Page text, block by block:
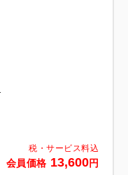
税・サービス料込
会員価格 13,600円